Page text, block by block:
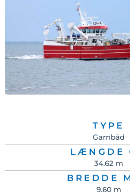
TYPE
Garnbåd
LÆNGDE
34.62 m
BREDDE
9.60 m